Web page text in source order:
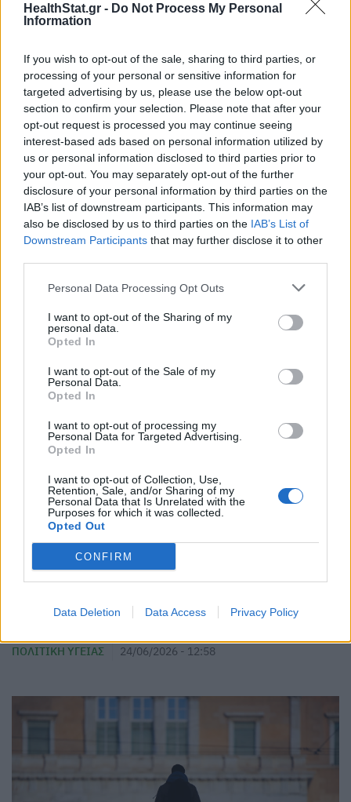
HealthStat.gr - Do Not Process My Personal
Information
If you wish to opt-out of the sale, sharing to third parties, or
processing of your personal or sensitive information for
targeted advertising by us, please use the below opt-out
section to confirm your selection. Please note that after your
opt-out request is processed you may continue seeing
interest-based ads based on personal information utilized by
us or personal information disclosed to third parties prior to
your opt-out. You may separately opt-out of the further
disclosure of your personal information by third parties on the
IAB’s list of downstream participants. This information may
also be disclosed by us to third parties on the IAB’s List of
Downstream Participants that may further disclose it to other
Personal Data Processing Opt Outs
I want to opt-out of the Sharing of my
personal data.
Opted In
I want to opt-out of the Sale of my
Personal Data.
Opted In
I want to opt-out of processing my
Personal Data for Targeted Advertising.
Opted In
I want to opt-out of Collection, Use,
Retention, Sale, and/or Sharing of my
Personal Data that Is Unrelated with the
Purposes for which it was collected.
Opted Out
CONFIRM
Data Deletion Data Access Privacy Policy
ΕΠΙΚΑΙΡΌΤΗΤΑ 09/07/2026 - 06:12
Η διατροφή που συνδέεται με καλύτερη
ψυχική υγεία στους άνω των 50
ΜΕΛΈΤΕΣ 17/07/2026 - 09:18
Ειρήνη Αγαπηδάκη: «Το πρόγραμμα
Προλαμβάνω αποτελεί μεγάλη αλλαγή για τη
Δημόσια Υγεία»
ΠΟΛΙΤΙΚΉ ΥΓΕΊΑΣ 24/06/2026 - 12:58